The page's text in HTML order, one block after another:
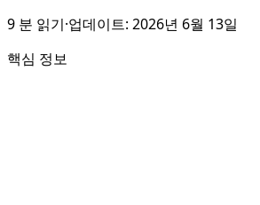
9 분 읽기·업데이트: 2026년 6월 13일
핵심 정보